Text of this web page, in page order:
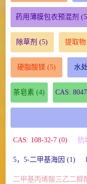
药用薄膜包衣预混剂
除草剂 (5) 提取物
硬脂酸镁(5) 水
茶皂素 (4) CAS:
CAS: 108-32-7 (0) 抗
5，5-二甲基海因 (1)
二甲基丙烯酸三乙二醇